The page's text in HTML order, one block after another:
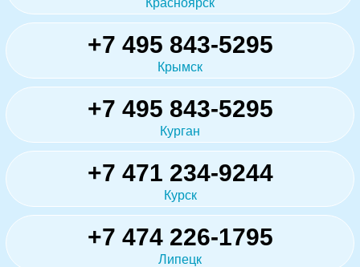
Красноярск
+7 495 843-5295
Крымск
+7 495 843-5295
Курган
+7 471 234-9244
Курск
+7 474 226-1795
Липецк